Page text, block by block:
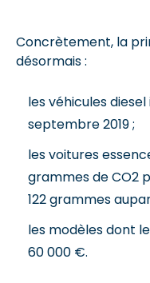
Concrètement, la
désormais :
les véhicules
septembre 2019 ;
les voitures
grammes de CO2
122 grammes
les modèles dont
60 000 €.